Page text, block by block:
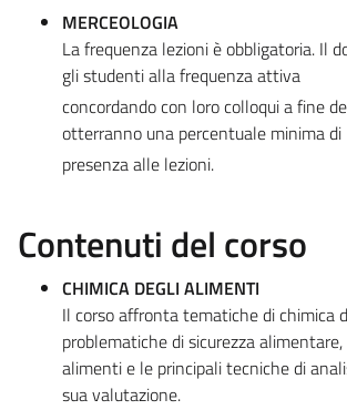
MERCEOLOGIA
La frequenza lezioni è obbligatoria. Il
gli studenti alla frequenza attiva
concordando con loro colloqui a fine
otterranno una percentuale minima di
presenza alle lezioni.
Contenuti del corso
CHIMICA DEGLI ALIMENTI
Il corso affronta tematiche di chimica
problematiche di sicurezza
alimenti e le principali tecniche di
sua valutazione.